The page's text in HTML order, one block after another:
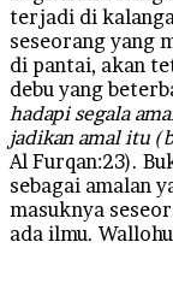
terjadi di
seseorang yang
di pantai, akan
debu yang
hadapi segala
jadikan amal itu
Al Furqan:23).
sebagai amalan
masuknya
ada ilmu.